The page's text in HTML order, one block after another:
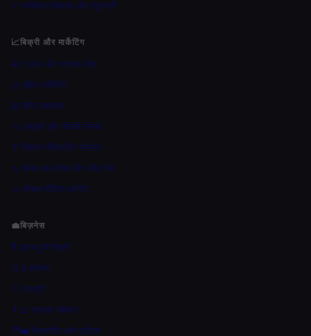
🌱 व्यक्तिगत विकास और तंदुरुस्ती
📈बिक्री और मार्केटिंग
📇 CRM और ग्राहक डेटा
✉️ ईमेल मार्केटिंग
📧 ईमेल सहायक
🔍 एसईओ और कीवर्ड रिसर्च
🪧 विज्ञापन क्रिएटिव जेनरेटर
📞 सेल्स आउटरीच और लीड जेन
📣 सोशल मीडिया कॉन्टेंट
💼बिज़नेस
🎙️ इंटरव्यू की तैयारी
🛒 ई-कॉमर्स
👩‍⚖️ कानूनी
👨‍💻 ग्राहक सहेयता
🧑‍💼 रिक्रूटिंग और एटीएस